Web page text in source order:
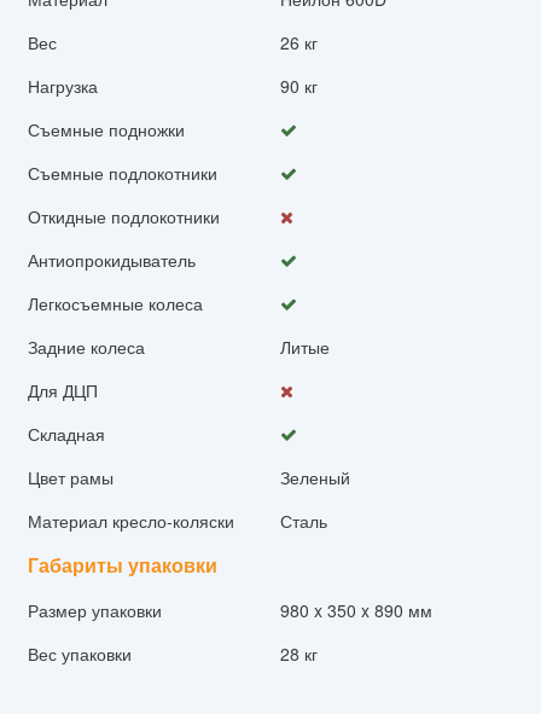
Вес
26 кг
Нагрузка
90 кг
Съемные подножки
Съемные подлокотники
Откидные подлокотники
Антиопрокидыватель
Легкосъемные колеса
Задние колеса
Литые
Для ДЦП
Складная
Цвет рамы
Зеленый
Материал кресло-коляски
Сталь
Габариты упаковки
Размер упаковки
980 x 350 x 890 мм
Вес упаковки
28 кг